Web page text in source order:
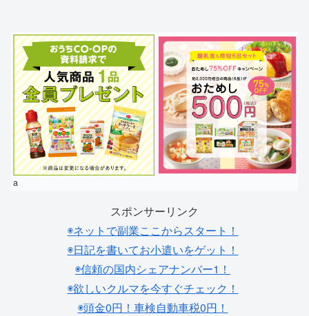
a
スポンサーリンク
◉ネットで副業ここからスタート！
◉日記を書いてお小遣いをゲット！
◉信頼の国内シェアナンバー1！
◉欲しいクルマを今すぐチェック！
◉頭金0円！車検自動車税0円！